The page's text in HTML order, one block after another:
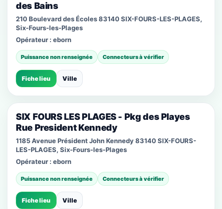
des Bains
210 Boulevard des Écoles 83140 SIX-FOURS-LES-PLAGES,
Six-Fours-les-Plages
Opérateur : eborn
Puissance non renseignée Connecteurs à vérifier
Fiche lieu Ville
SIX FOURS LES PLAGES - Pkg des Playes
Rue President Kennedy
1185 Avenue Président John Kennedy 83140 SIX-FOURS-
LES-PLAGES, Six-Fours-les-Plages
Opérateur : eborn
Puissance non renseignée Connecteurs à vérifier
Fiche lieu Ville